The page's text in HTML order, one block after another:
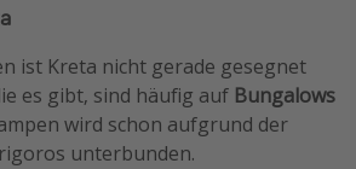
ist Kreta nicht gerade gesegnet
es gibt, sind häufig auf Bungalows
wird schon aufgrund der
unterbunden.